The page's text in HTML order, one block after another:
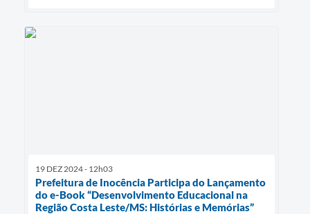
19 DEZ 2024 - 12h03
Prefeitura de Inocência Participa do Lançamento
do e-Book “Desenvolvimento Educacional na
Região Costa Leste/MS: Histórias e Memórias”